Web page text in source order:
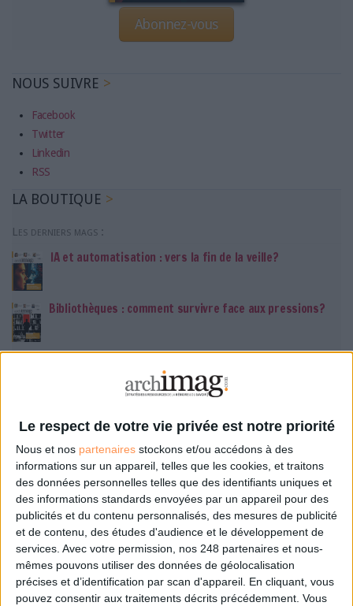
Le respect de votre vie privée est notre priorité
Nous et nos partenaires stockons et/ou accédons à des
informations sur un appareil, telles que les cookies, et traitons
des données personnelles telles que des identifiants uniques et
des informations standards envoyées par un appareil pour des
publicités et du contenu personnalisés, des mesures de publicité
et de contenu, des études d'audience et le développement de
services. Avec votre permission, nos 248 partenaires et nous-
mêmes pouvons utiliser des données de géolocalisation
précises et d’identification par scan d'appareil. En cliquant, vous
pouvez consentir aux traitements décrits précédemment. Vous
Abonnez-vous
NOUS SUIVRE
Facebook
Twitter
Linkedin
RSS
LA BOUTIQUE
Les derniers mags :
IA et automatisation : vers la fin de la veille?
Bibliothèques : comment survivre face aux pressions?
Les derniers guides :
IA génératives : cas d’usage et retours d’expérience
Archivage physique et électronique : enjeux, méthodes et
outils
Stratégie data : tirez profit de l’intelligence des
données